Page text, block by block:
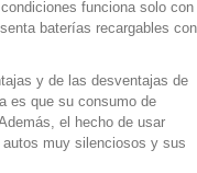
funciona solo con
baterías recargables con
y de las desventajas de
es que su consumo de
el hecho de usar
muy silenciosos y sus